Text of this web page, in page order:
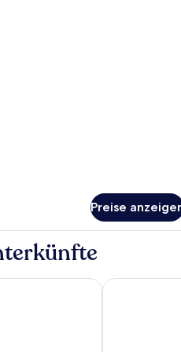
Preise
Spa, Patong BeachHotel Indigo